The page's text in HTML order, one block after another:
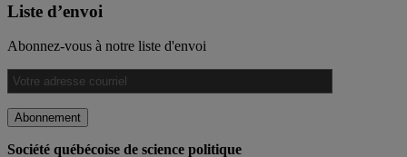
Liste d’envoi
Abonnez-vous à notre liste d'envoi
Société québécoise de science politique